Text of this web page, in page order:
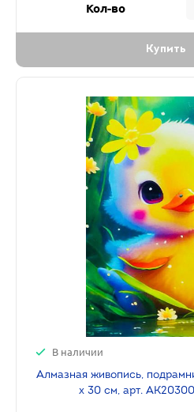
Кол-во
Купить
В наличии
Алмазная живопись,
х 30 см, арт.